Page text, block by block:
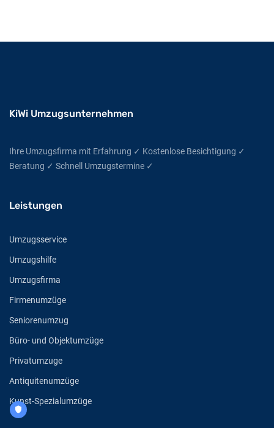
KiWi Umzugsunternehmen
Ihre Umzugsfirma mit Erfahrung ✓ Kostenlose Besichtigung ✓
Beratung ✓ Schnell Umzugstermine ✓
Leistungen
Umzugsservice
Umzugshilfe
Umzugsfirma
Firmenumzüge
Seniorenumzug
Büro- und Objektumzüge
Privatumzuge
Antiquitenumzüge
Kunst-Spezialumzüge